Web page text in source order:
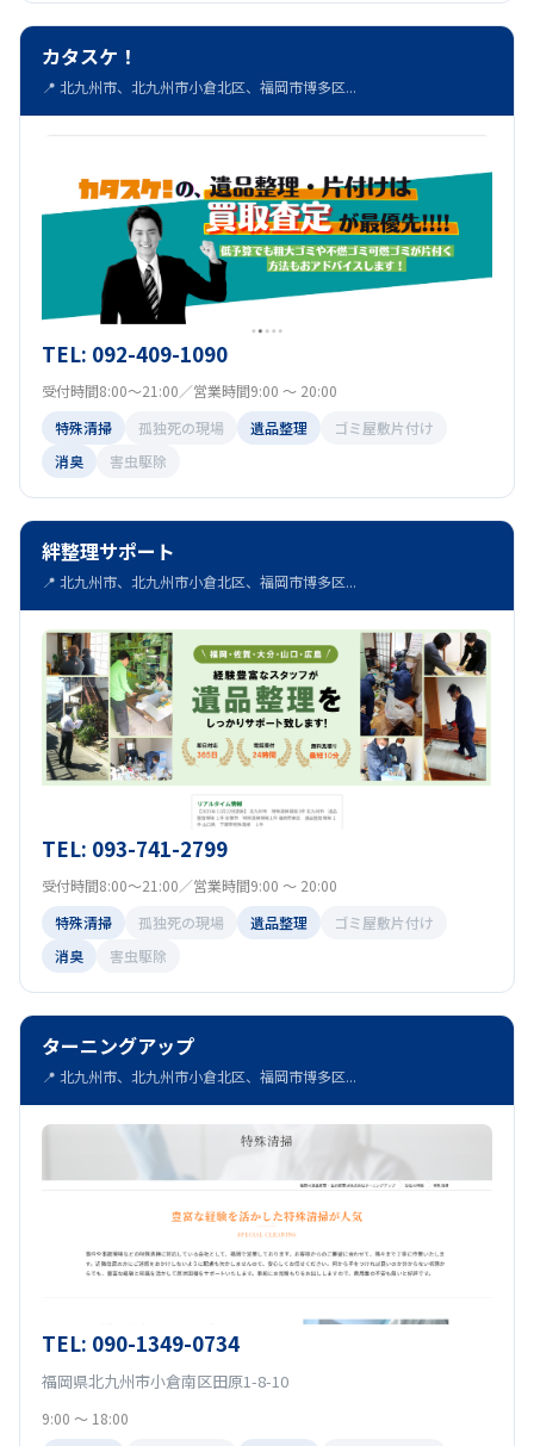
カタスケ！
📍 北九州市、北九州市小倉北区、福岡市博多区...
TEL: 092-409-1090
受付時間8:00～21:00／営業時間9:00 ～ 20:00
特殊清掃
孤独死の現場 遺品整理
ゴミ屋敷片付け
消臭
害虫駆除
絆整理サポート
📍 北九州市、北九州市小倉北区、福岡市博多区...
TEL: 093-741-2799
受付時間8:00～21:00／営業時間9:00 ～ 20:00
特殊清掃
孤独死の現場 遺品整理
ゴミ屋敷片付け
消臭
害虫駆除
ターニングアップ
📍 北九州市、北九州市小倉北区、福岡市博多区...
TEL: 090-1349-0734
福岡県北九州市小倉南区田原1-8-10
9:00 〜 18:00